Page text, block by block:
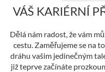
VÁŠ KARIÉRNÍ
Dělá nám radost, že vám
cestu. Zaměřujeme se na
dráhu vašim jedinečným
již teprve začínáte